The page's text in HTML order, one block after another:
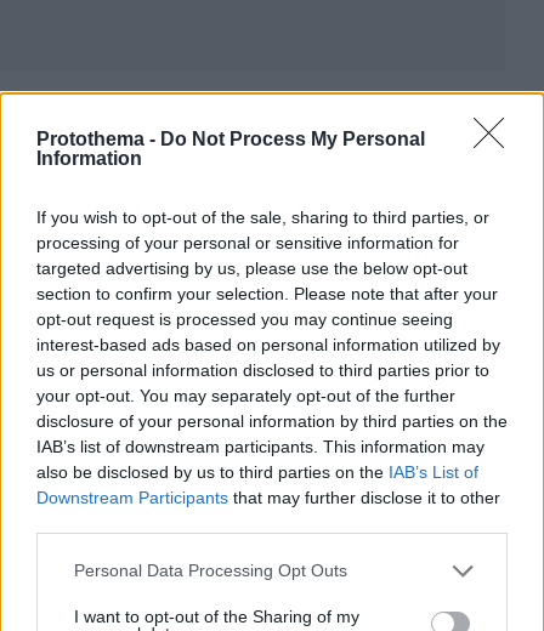
Protothema - Do Not Process My Personal
Information
If you wish to opt-out of the sale, sharing to third parties, or
processing of your personal or sensitive information for
targeted advertising by us, please use the below opt-out
section to confirm your selection. Please note that after your
opt-out request is processed you may continue seeing
interest-based ads based on personal information utilized by
us or personal information disclosed to third parties prior to
your opt-out. You may separately opt-out of the further
disclosure of your personal information by third parties on the
IAB’s list of downstream participants. This information may
also be disclosed by us to third parties on the IAB’s List of
Downstream Participants that may further disclose it to other
Please note that this website/app uses one or more Google
not limited to your visit or usage behaviour. You may click to
Personal Data Processing Opt Outs
I want to opt-out of the Sharing of my
εγχάρακτες πλάκες της πρόσοψης (1959-62)